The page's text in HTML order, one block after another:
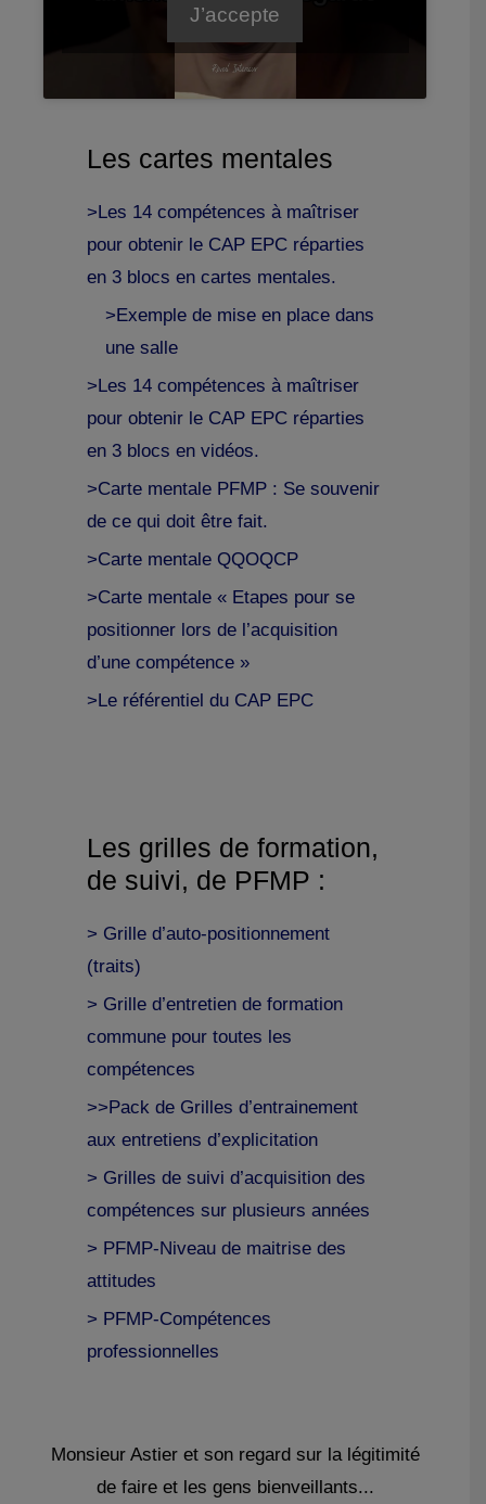
J’accepte
Les cartes mentales
>Les 14 compétences à maîtriser
pour obtenir le CAP EPC réparties
en 3 blocs en cartes mentales.
>Exemple de mise en place dans
une salle
>Les 14 compétences à maîtriser
pour obtenir le CAP EPC réparties
en 3 blocs en vidéos.
>Carte mentale PFMP : Se souvenir
de ce qui doit être fait.
>Carte mentale QQOQCP
>Carte mentale « Etapes pour se
positionner lors de l’acquisition
d’une compétence »
>Le référentiel du CAP EPC
Les grilles de formation,
de suivi, de PFMP :
> Grille d’auto-positionnement
(traits)
> Grille d’entretien de formation
commune pour toutes les
compétences
>>Pack de Grilles d’entrainement
aux entretiens d’explicitation
> Grilles de suivi d’acquisition des
compétences sur plusieurs années
> PFMP-Niveau de maitrise des
attitudes
> PFMP-Compétences
professionnelles
Monsieur Astier et son regard sur la légitimité
de faire et les gens bienveillants...